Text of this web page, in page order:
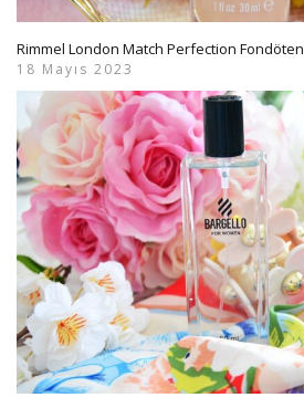
Rimmel London Match Perfection Fondöten
18 Mayıs 2023